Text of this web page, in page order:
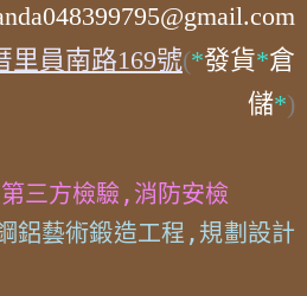
里員南路169號(*發貨*倉
儲*)
三方檢驗,消防安檢
鋁藝術鍛造工程,規劃設計